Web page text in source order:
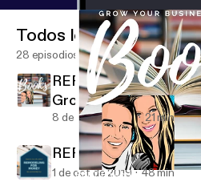
REPT Episode 27 - Books for
Todos los episodios
28 episodios
REPT Episode 27 -
Growth
8 de oct de 2019 21 min
REPT Episode 26 -
1 de oct de 2019 48 min